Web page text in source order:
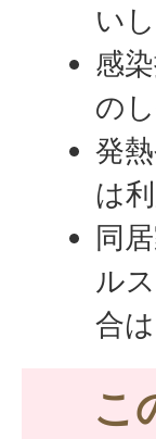
い
感
の
発
は
同
ル
合
こ